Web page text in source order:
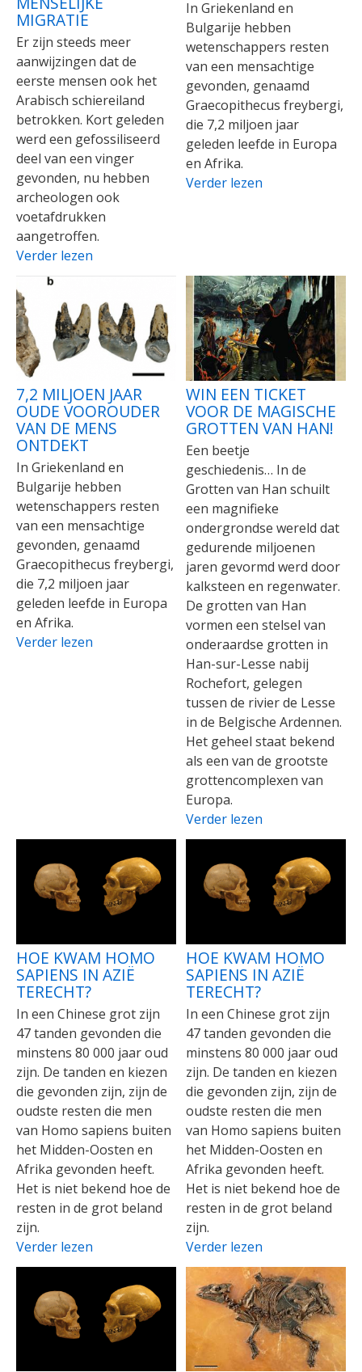
MIGRATIE
Er zijn steeds meer
aanwijzingen dat de
eerste mensen ook het
Arabisch schiereiland
betrokken. Kort geleden
werd een gefossiliseerd
deel van een vinger
gevonden, nu hebben
archeologen ook
voetafdrukken
aangetroffen.
Verder lezen
In Griekenland en
Bulgarije hebben
wetenschappers resten
van een mensachtige
gevonden, genaamd
Graecopithecus freybergi,
die 7,2 miljoen jaar
geleden leefde in Europa
en Afrika.
Verder lezen
7,2 MILJOEN JAAR
OUDE VOOROUDER
VAN DE MENS
ONTDEKT
In Griekenland en
Bulgarije hebben
wetenschappers resten
van een mensachtige
gevonden, genaamd
Graecopithecus freybergi,
die 7,2 miljoen jaar
geleden leefde in Europa
en Afrika.
Verder lezen
WIN EEN TICKET
VOOR DE MAGISCHE
GROTTEN VAN HAN!
Een beetje
geschiedenis… In de
Grotten van Han schuilt
een magnifieke
ondergrondse wereld dat
gedurende miljoenen
jaren gevormd werd door
kalksteen en regenwater.
De grotten van Han
vormen een stelsel van
onderaardse grotten in
Han-sur-Lesse nabij
Rochefort, gelegen
tussen de rivier de Lesse
in de Belgische Ardennen.
Het geheel staat bekend
als een van de grootste
grottencomplexen van
Europa.
Verder lezen
HOE KWAM HOMO
SAPIENS IN AZIË
TERECHT?
In een Chinese grot zijn
47 tanden gevonden die
minstens 80 000 jaar oud
zijn. De tanden en kiezen
die gevonden zijn, zijn de
oudste resten die men
van Homo sapiens buiten
het Midden-Oosten en
Afrika gevonden heeft.
Het is niet bekend hoe de
resten in de grot beland
zijn.
Verder lezen
HOE KWAM HOMO
SAPIENS IN AZIË
TERECHT?
In een Chinese grot zijn
47 tanden gevonden die
minstens 80 000 jaar oud
zijn. De tanden en kiezen
die gevonden zijn, zijn de
oudste resten die men
van Homo sapiens buiten
het Midden-Oosten en
Afrika gevonden heeft.
Het is niet bekend hoe de
resten in de grot beland
zijn.
Verder lezen